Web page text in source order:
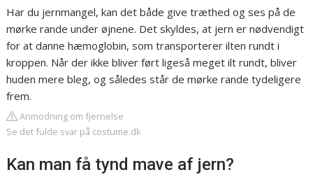
Har du jernmangel, kan det både give træthed og ses på de
mørke rande under øjnene. Det skyldes, at jern er nødvendigt
for at danne hæmoglobin, som transporterer ilten rundt i
kroppen. Når der ikke bliver ført ligeså meget ilt rundt, bliver
huden mere bleg, og således står de mørke rande tydeligere
frem.
Anmodning om fjernelse
Se det fulde svar på costume.dk
Kan man få tynd mave af jern?